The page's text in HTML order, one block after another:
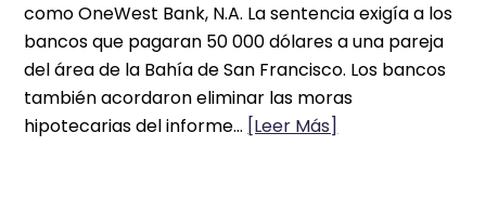
como OneWest Bank, N.A. La sentencia exigía a los
bancos que pagaran 50 000 dólares a una pareja
del área de la Bahía de San Francisco. Los bancos
también acordaron eliminar las moras
hipotecarias del informe… [Leer Más]